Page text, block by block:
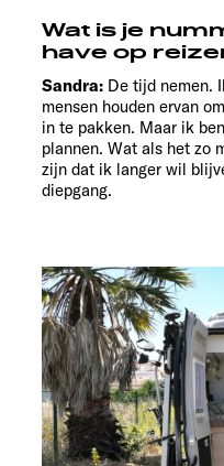
Wat is je
have op
Sandra: De tijd nemen.
mensen houden ervan
in te pakken. Maar ik
plannen. Wat als het zo
zijn dat ik langer wil
diepgang.